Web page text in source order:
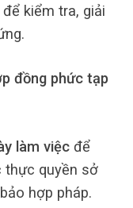
để kiểm tra, giải
đồng phức tạp
làm việc để
thực quyền sở
hợp pháp.